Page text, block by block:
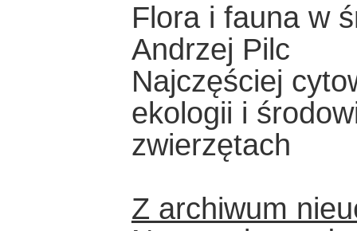
Flora i fauna w
Andrzej Pilc
Najczęściej
ekologii i
zwierzętach
Z archiwum